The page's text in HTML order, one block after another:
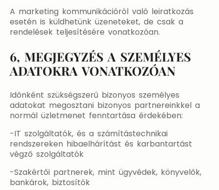
A marketing kommunikációról való leiratkozás
esetén is küldhetünk üzeneteket, de csak a
rendelések teljesítésére vonatkozóan.
6, MEGJEGYZÉS A SZEMÉLYES
ADATOKRA VONATKOZÓAN
Időnként szükségszerű bizonyos személyes
adatokat megosztani bizonyos partnereinkkel a
normál üzletmenet fenntartása érdekében:
-IT szolgáltatók, és a számítástechnikai
rendszereken hibaelhárítást és karbantartást
végző szolgáltatók
-Szakértői partnerek, mint ügyvédek, könyvelők,
bankárok, biztosítók